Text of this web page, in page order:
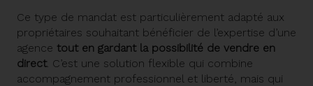
Ce type de mandat est particulièrement adapté aux
propriétaires souhaitant bénéficier de l’expertise d’une
agence tout en gardant la possibilité de vendre en
direct . C’est une solution flexible qui combine
accompagnement professionnel et liberté, mais qui